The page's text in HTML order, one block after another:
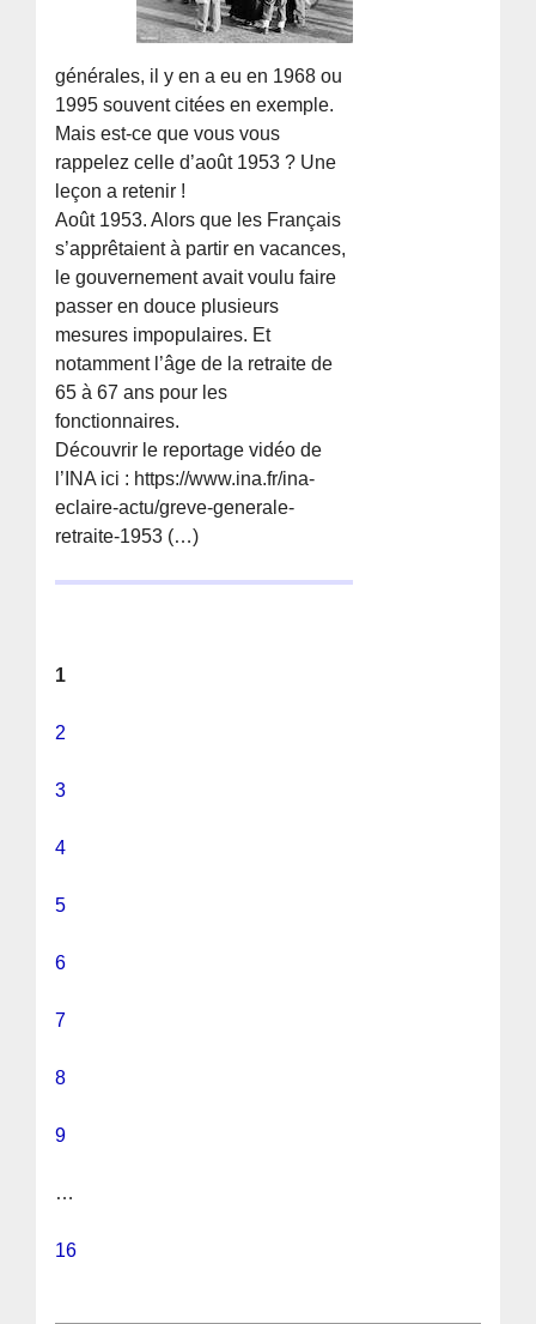
générales, il y en a eu en 1968 ou
1995 souvent citées en exemple.
Mais est-ce que vous vous
rappelez celle d’août 1953 ? Une
leçon a retenir !
Août 1953. Alors que les Français
s’apprêtaient à partir en vacances,
le gouvernement avait voulu faire
passer en douce plusieurs
mesures impopulaires. Et
notamment l’âge de la retraite de
65 à 67 ans pour les
fonctionnaires.
Découvrir le reportage vidéo de
l’INA ici : https://www.ina.fr/ina-
eclaire-actu/greve-generale-
retraite-1953 (…)
1
2
3
4
5
6
7
8
9
…
16